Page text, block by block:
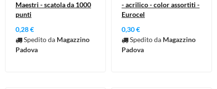
Maestri - scatola da 1000
punti
0,28 €
Spedito da Magazzino
Padova
- acrilico - color assortiti -
Eurocel
0,30 €
Spedito da Magazzino
Padova